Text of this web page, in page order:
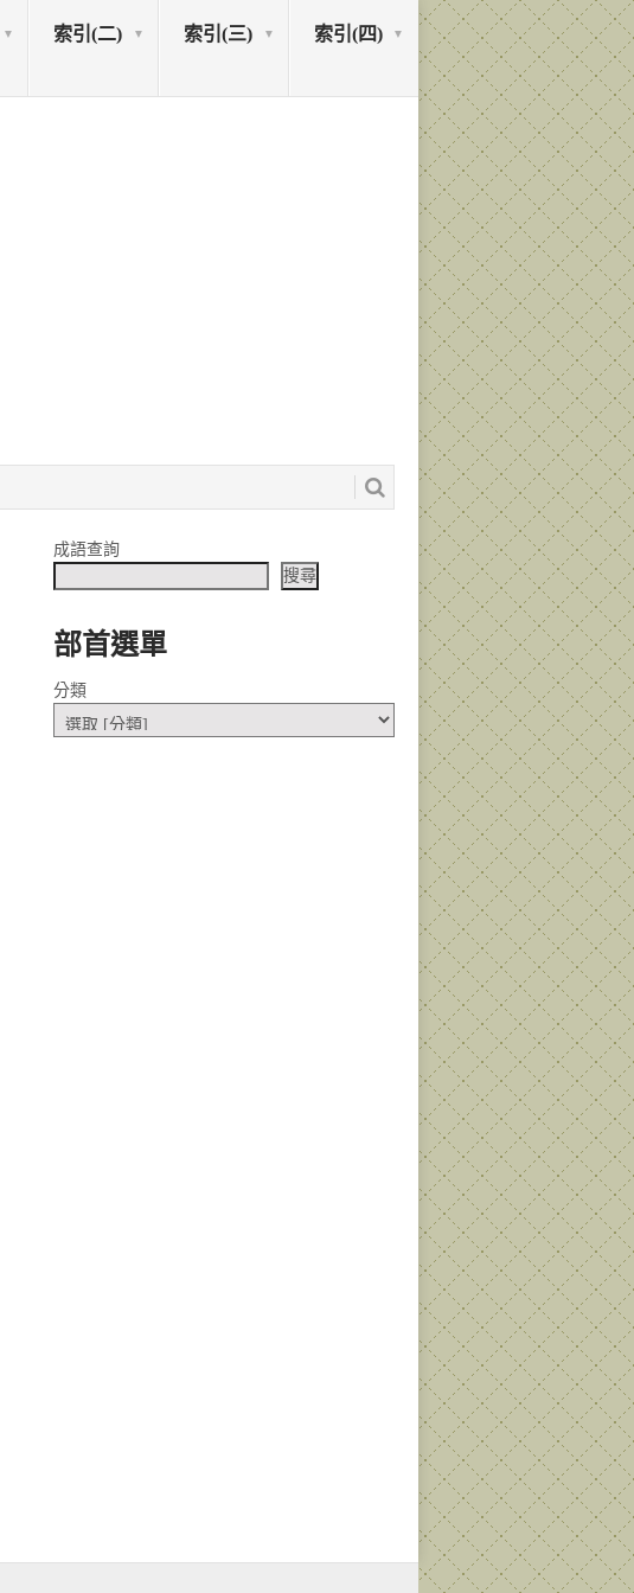
索引(二) 索引(三) 索引(四)
成語查詢
搜尋
部首選單
分類